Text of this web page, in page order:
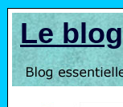
Le